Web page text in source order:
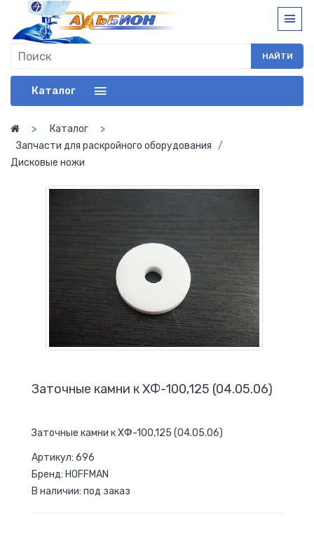
НАЙТИ
Каталог
Каталог
Запчасти для раскройного оборудования
Дисковые ножи
Заточные камни к ХФ-100,125 (04.05.06)
Заточные камни к ХФ-100,125 (04.05.06)
Артикул: 696
Бренд: HOFFMAN
В наличии: под заказ